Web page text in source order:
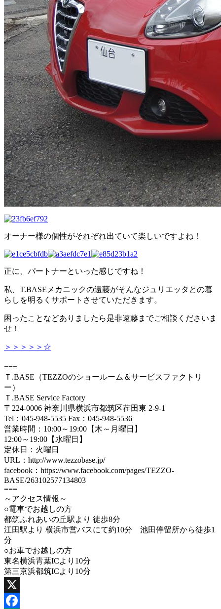
オーナー様の個性がそれぞれ出ていて楽しいですよね！
正に、パートナーといった感じですね！
私、T.BASEメカニックの遠藤がそんなジュリエッタとの暮
らしを明るくサポートさせていただきます。
困ったことなどありましたら是非遠藤までご相談くださいま
せ！
＞＞＞＞＞☆
===
Ｔ.BASE（TEZZOのショールーム＆サービスファクトリ
ー）
Ｔ.BASE Service Factory
〒224-0006 神奈川県横浜市都筑区荏田東 2-9-1
Tel：045-948-5535 Fax：045-948-5536
営業時間：10:00～19:00【木～月曜日】
12:00～19:00【水曜日】
定休日：火曜日
URL：http://www.tezzobase.jp/
facebook：https://www.facebook.com/pages/TEZZO-
BASE/263102577134803
===
～アクセス情報～
○電車でお越しの方
都筑ふれあいの丘駅より 徒歩8分
江田駅より 横浜市営バスにて約10分 池田停留所から徒歩1
分
○お車でお越しの方
東名横浜青葉ICより10分
第三京浜都筑ICより10分
X